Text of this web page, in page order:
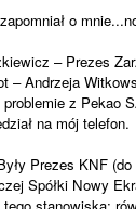
o
– Prezes
– Andrzeja
z Pekao
na mój telefon.
Prezes KNF
Spółki Nowy